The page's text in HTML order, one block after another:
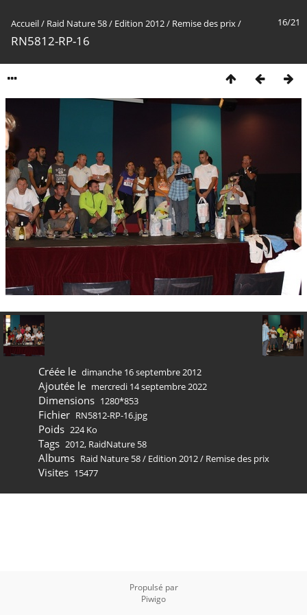
16/21
Accueil/ Raid Nature 58/ Edition 2012/ Remise des prix/
RN5812-RP-16
Créée le dimanche 16 septembre 2012
Ajoutée le mercredi 14 septembre 2022
Dimensions 1280*853
Fichier RN5812-RP-16.jpg
Poids 224 Ko
Tags 2012, RaidNature 58
Albums Raid Nature 58/ Edition 2012/ Remise des prix
Visites 15477
Propulsé par
Piwigo